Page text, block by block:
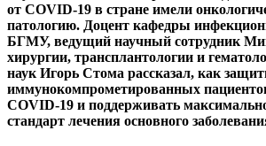
от COVID-19 в стране имели
патологию. Доцент кафедры
БГМУ, ведущий научный сотрудник
хирургии, трансплантологии и
наук Игорь Стома рассказал, как
иммунокомпрометированных
COVID-19 и поддерживать
стандарт лечения основного